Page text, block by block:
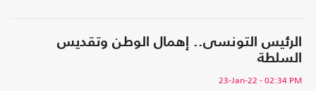
الرئيس التونسى.. إهمال الوطن وتقديس
السلطة
23-Jan-22 - 02:34 PM